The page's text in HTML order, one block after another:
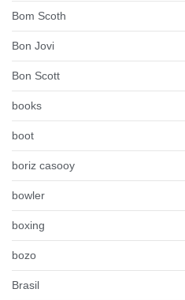
Bom Scoth
Bon Jovi
Bon Scott
books
boot
boriz casooy
bowler
boxing
bozo
Brasil